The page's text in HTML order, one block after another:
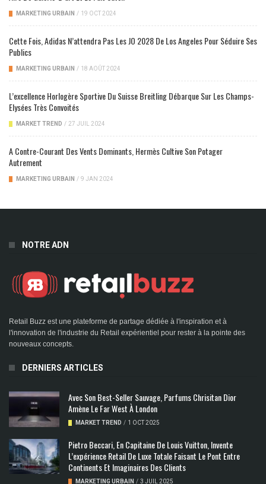
MARKETING URBAIN / 19 OCT 2024
Cette Fois, Adidas N’attendra Pas Les JO 2028 De Los Angeles Pour Séduire Ses
Publics
MARKETING URBAIN / 18 AOÛT 2024
L’excellence Horlogère Sportive Du Suisse Breitling Débarque Sur Les Champs-
Elysées Très Convoités
MARKET TREND / 27 JUIL 2024
A Contre-Courant Des Vents Dominants, Hermès Cultive Son Potager
Autrement
MARKETING URBAIN / 9 JAN 2024
NOTRE ADN
Retail Buzz est une plateforme de partage dédiée à l'inspiration et à
l'innovation de l'industrie du Retail expérientiel pour rester à la pointe des
nouveaux concepts.
DERNIERS ARTICLES
Avec Son Best-Seller Sauvage, Parfums Chrisitan Dior
Amène Le Far West À London
MARKET TREND / 1 OCT 2025
Pietro Beccari, En Capitaine De Louis Vuitton, Invente
L’expérience Retail De Luxe Totale Faisant Le Pont Entre
Continents Et Imaginaires Des Clients
MARKETING URBAIN / 3 JUIL 2025